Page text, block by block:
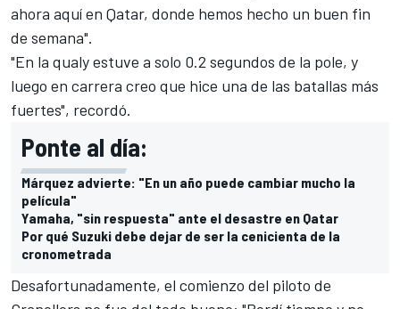
ahora aquí en Qatar, donde hemos hecho un buen fin
de semana".
"En la qualy estuve a solo 0.2 segundos de la pole, y
luego en carrera creo que hice una de las batallas más
fuertes", recordó.
Ponte al día:
Márquez advierte: "En un año puede cambiar mucho la
película"
Yamaha, "sin respuesta" ante el desastre en Qatar
Por qué Suzuki debe dejar de ser la cenicienta de la
cronometrada
Desafortunadamente, el comienzo del piloto de